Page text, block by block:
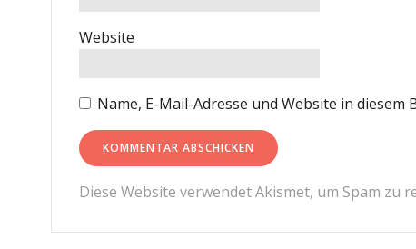
Website
Name, E-Mail-Adresse und Website in
Diese Website verwendet Akismet, um Spam zu